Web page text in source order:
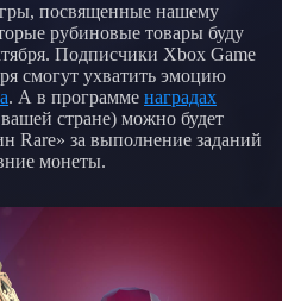
посвященные нашему
рубиновые товары буду
Подписчики Xbox Game
смогут ухватить эмоцию
. А в программе наградах
стране) можно будет
Rare» за выполнение заданий
монеты.